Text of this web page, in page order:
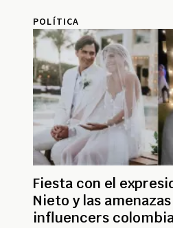
POLÍTICA
Fiesta con el
Nieto y las
influencers